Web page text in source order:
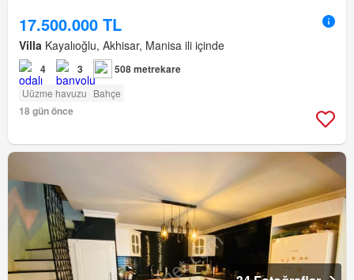
17.500.000 TL
Villa Kayalıoğlu, Akhisar, Manisa ili içinde
4 3 508 metrekare
Uüzme havuzu Bahçe
18 gün önce